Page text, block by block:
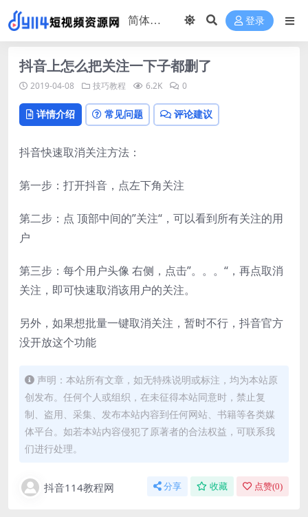
登录
抖音上怎么把关注一下子都删了
2019-04-08 技巧教程 6.2K 0
详情介绍 常见问题 评论建议
抖音快速取消关注方法：
第一步：打开抖音，点左下角关注
第二步：点 顶部中间的”关注“，可以看到所有关注的用
户
第三步：每个用户头像 右侧，点击”。。。“，再点取消
关注，即可快速取消该用户的关注。
另外，如果想批量一键取消关注，暂时不行，抖音官方
没开放这个功能
声明：本站所有文章，如无特殊说明或标注，均为本站原
创发布。任何个人或组织，在未征得本站同意时，禁止复
制、盗用、采集、发布本站内容到任何网站、书籍等各类媒
体平台。如若本站内容侵犯了原著者的合法权益，可联系我
们进行处理。
抖音114教程网 分享 收藏 点赞(0)